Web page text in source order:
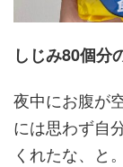
しじみ80個分
夜中にお腹が
には思わず自
くれたな、と。